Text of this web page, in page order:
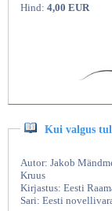
Hind: 4,00 EUR
Kui valgus
Autor: Jakob
Kruus
Kirjastus: Eesti
Sari: Eesti